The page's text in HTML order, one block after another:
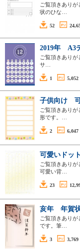
ご覧頂きあり
状のひな…
52
2019年 A3
ご覧頂きありが
サ…
1 5,052
子供向け
ご覧頂きありが
形です。…
2 6,047
可愛いドッ
ご覧頂きありが
可愛い背…
23
亥年 年賀
ご覧頂きあり
です。筆…
3 3,769